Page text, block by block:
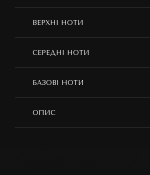
ВЕРХНІ НОТИ
СЕРЕДНІ НОТИ
БАЗОВІ НОТИ
ОПИС